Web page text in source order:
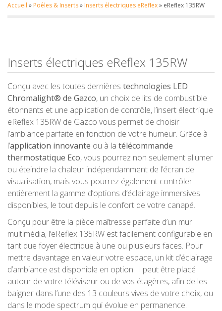
Accueil » Poêles & Inserts» Inserts électriques eReflex» eReflex 135RW
Inserts électriques eReflex 135RW
Conçu avec les toutes dernières technologies LED
Chromalight® de Gazco, un choix de lits de combustible
étonnants et une application de contrôle, l’insert électrique
eReflex 135RW de Gazco vous permet de choisir
l’ambiance parfaite en fonction de votre humeur. Grâce à
l’application innovante ou à la télécommande
thermostatique Eco, vous pourrez non seulement allumer
ou éteindre la chaleur indépendamment de l’écran de
visualisation, mais vous pourrez également contrôler
entièrement la gamme d’options d’éclairage immersives
disponibles, le tout depuis le confort de votre canapé.
Conçu pour être la pièce maîtresse parfaite d’un mur
multimédia, l’eReflex 135RW est facilement configurable en
tant que foyer électrique à une ou plusieurs faces. Pour
mettre davantage en valeur votre espace, un kit d’éclairage
d’ambiance est disponible en option. Il peut être placé
autour de votre téléviseur ou de vos étagères, afin de les
baigner dans l’une des 13 couleurs vives de votre choix, ou
dans le mode spectrum qui évolue en permanence.